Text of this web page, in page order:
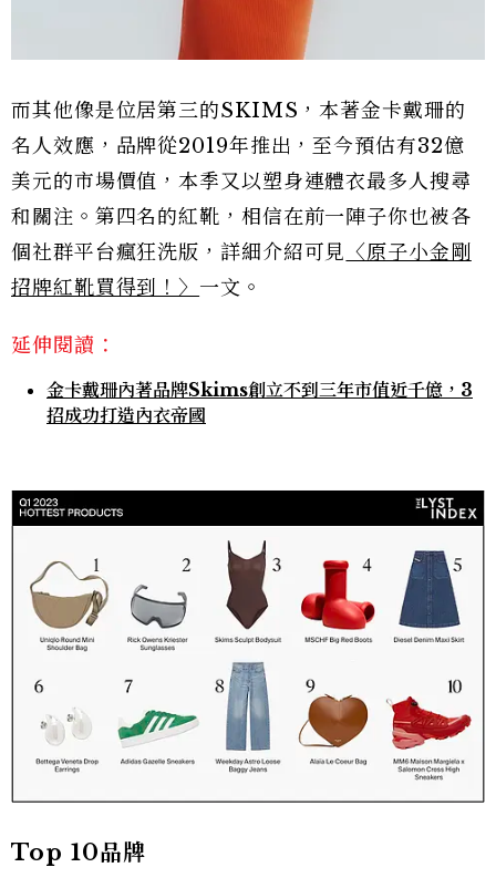
而其他像是位居第三的SKIMS，本著金卡戴珊的
名人效應，品牌從2019年推出，至今預估有32億
美元的市場價值，本季又以塑身連體衣最多人搜尋
和關注。第四名的紅靴，相信在前一陣子你也被各
個社群平台瘋狂洗版，詳細介紹可見 〈原子小金剛
招牌紅靴買得到！〉 一文。
延伸閱讀：
金卡戴珊內著品牌Skims創立不到三年市值近千億，3
招成功打造內衣帝國
Top 10品牌